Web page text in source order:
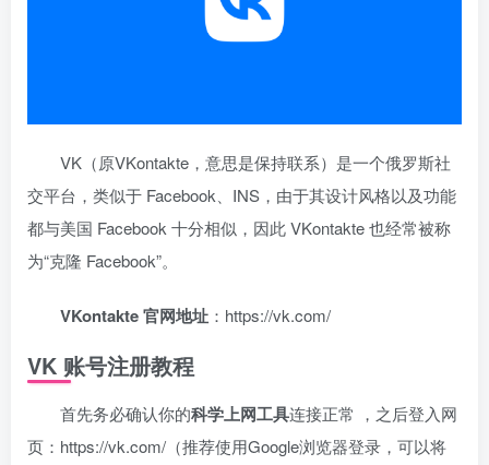
VK（原VKontakte，意思是保持联系）是一个俄罗斯社
交平台，类似于 Facebook、INS，由于其设计风格以及功能
都与美国 Facebook 十分相似，因此 VKontakte 也经常被称
为“克隆 Facebook”。
VKontakte 官网地址 ：https://vk.com/
VK 账号注册教程
首先务必确认你的科学上网工具连接正常 ，之后登入网
页：https://vk.com/（推荐使用Google浏览器登录，可以将